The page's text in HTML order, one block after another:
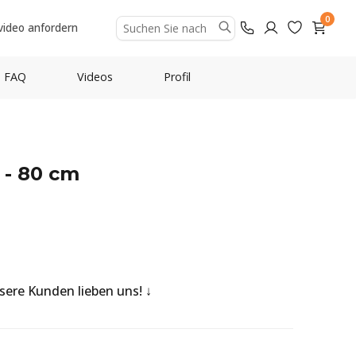
anfordern
0
FAQ Videos Profil
80 cm
Kunden lieben uns!